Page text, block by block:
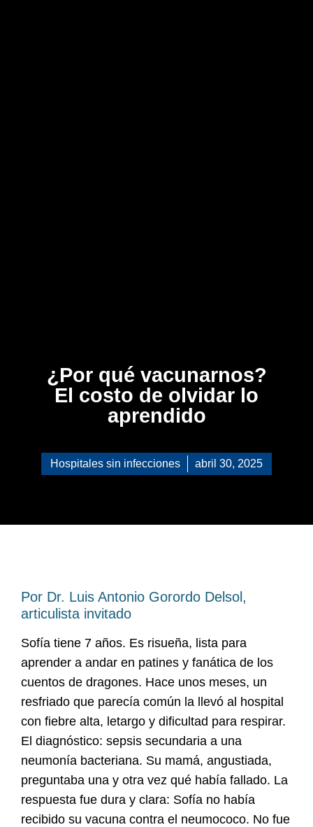
¿Por qué vacunarnos?
El costo de olvidar lo
aprendido
Hospitales sin infecciones abril 30, 2025
Por Dr. Luis Antonio Gorordo Delsol,
articulista invitado
Sofía tiene 7 años. Es risueña, lista para
aprender a andar en patines y fanática de los
cuentos de dragones. Hace unos meses, un
resfriado que parecía común la llevó al hospital
con fiebre alta, letargo y dificultad para respirar.
El diagnóstico: sepsis secundaria a una
neumonía bacteriana. Su mamá, angustiada,
preguntaba una y otra vez qué había fallado. La
respuesta fue dura y clara: Sofía no había
recibido su vacuna contra el neumococo. No fue